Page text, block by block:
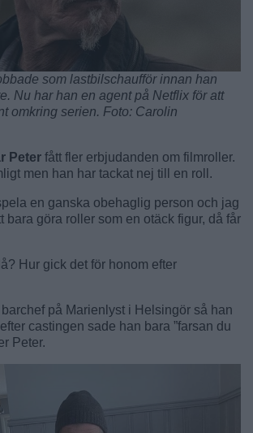
som lastbilschaufför innan han
Nu har han en agent på Netflix för att
omkring serien. Foto: Carolin
Peter fått fler erbjudanden om filmroller.
men han har tackat nej till en roll.
en ganska obehaglig person och jag
bara göra roller som en otäck figur, då får
Hur gick det för honom efter
på Marienlyst i Helsingör så han
castingen sade han bara ”farsan du
Peter.